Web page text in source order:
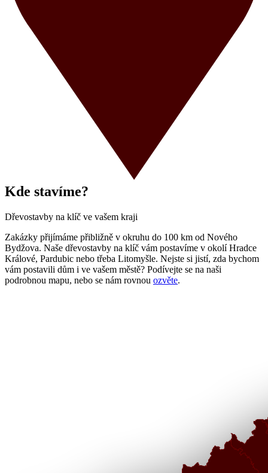
Kde stavíme?
Dřevostavby na klíč ve vašem kraji
Zakázky přijímáme přibližně v okruhu do 100 km od Nového
Bydžova. Naše dřevostavby na klíč vám postavíme v okolí Hradce
Králové, Pardubic nebo třeba Litomyšle. Nejste si jistí, zda bychom
vám postavili dům i ve vašem městě? Podívejte se na naši
podrobnou mapu, nebo se nám rovnou ozvěte.